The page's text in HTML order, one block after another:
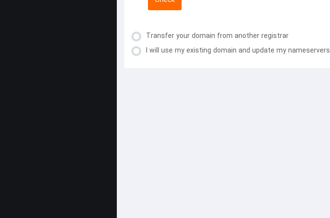
Transfer your domain from another registrar
I will use my existing domain and update my nameservers